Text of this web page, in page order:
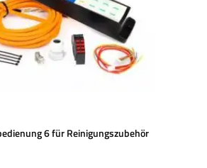
6 für Reinigungszubehör